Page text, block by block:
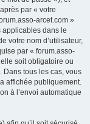
par « votre
arcet.com »
applicables dans le
votre nom d’utilisateur,
par « forum.asso-
soit obligatoire ou
Dans tous les cas, vous
affichée publiquement.
à l’envoi automatique